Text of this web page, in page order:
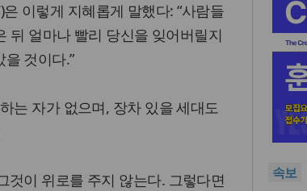
은 이렇게 지혜롭게 말했다: “사람들
뒤 얼마나 빨리 당신을 잊어버릴지
것이다.”
는 자가 없으며, 장차 있을 세대도
것이 위로를 주지 않는다. 그렇다면
속보